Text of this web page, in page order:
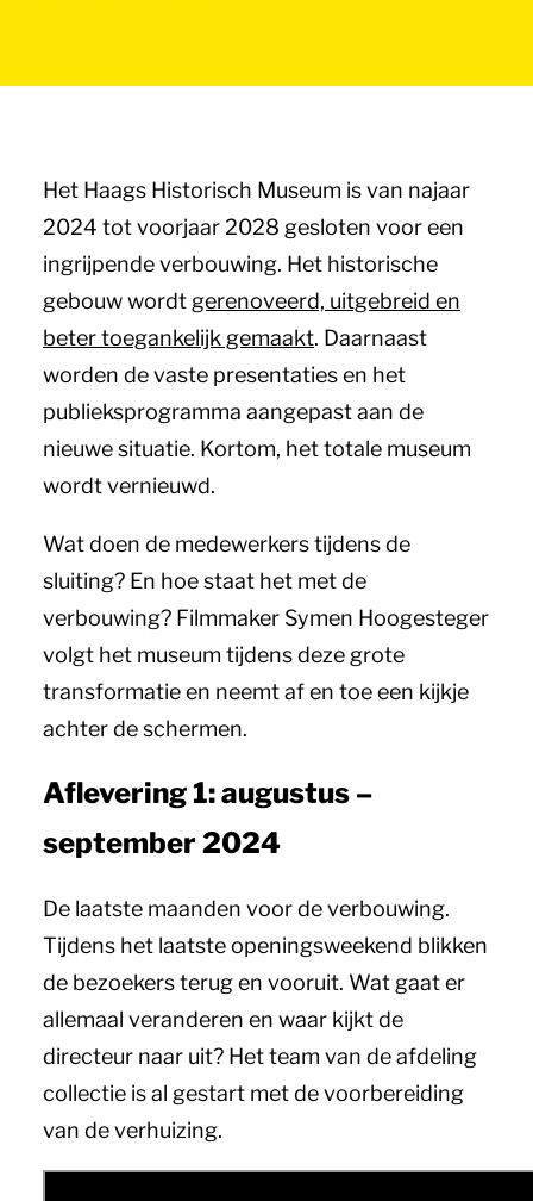
Het Haags Historisch Museum is van najaar
2024 tot voorjaar 2028 gesloten voor een
ingrijpende verbouwing. Het historische
gebouw wordt gerenoveerd, uitgebreid en
beter toegankelijk gemaakt. Daarnaast
worden de vaste presentaties en het
publieksprogramma aangepast aan de
nieuwe situatie. Kortom, het totale museum
wordt vernieuwd.
Wat doen de medewerkers tijdens de
sluiting? En hoe staat het met de
verbouwing? Filmmaker Symen Hoogesteger
volgt het museum tijdens deze grote
transformatie en neemt af en toe een kijkje
achter de schermen.
Aflevering 1: augustus –
september 2024
De laatste maanden voor de verbouwing.
Tijdens het laatste openingsweekend blikken
de bezoekers terug en vooruit. Wat gaat er
allemaal veranderen en waar kijkt de
directeur naar uit? Het team van de afdeling
collectie is al gestart met de voorbereiding
van de verhuizing.